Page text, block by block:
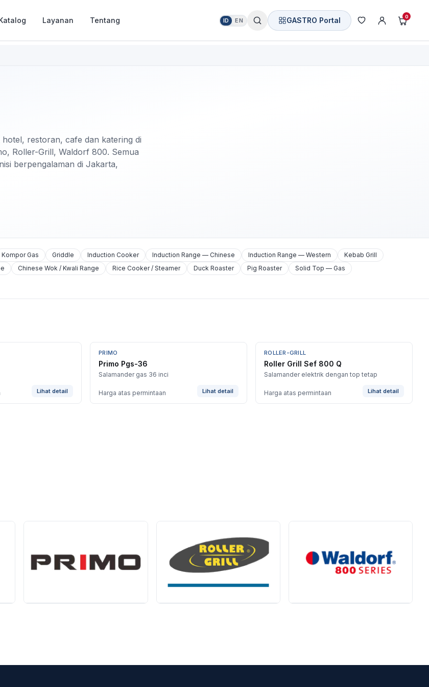
Layanan Tentang ID EN GASTRO Portal 0
restoran, cafe dan katering di
Roller-Grill, Waldorf 800. Semua
berpengalaman di Jakarta,
Kompor Gas Griddle Induction Cooker Induction Range — Chinese Induction Range — Western
Kebab Grill
Chinese Wok / Kwali Range Rice Cooker / Steamer Duck Roaster Pig Roaster
Solid Top — Gas
Lihat detail
PRIMO
Primo Pgs-36
Salamander gas 36 inci
Harga atas permintaan Lihat detail
ROLLER-GRILL
Roller Grill Sef 800 Q
Salamander elektrik dengan top tetap
Harga atas permintaan Lihat detail